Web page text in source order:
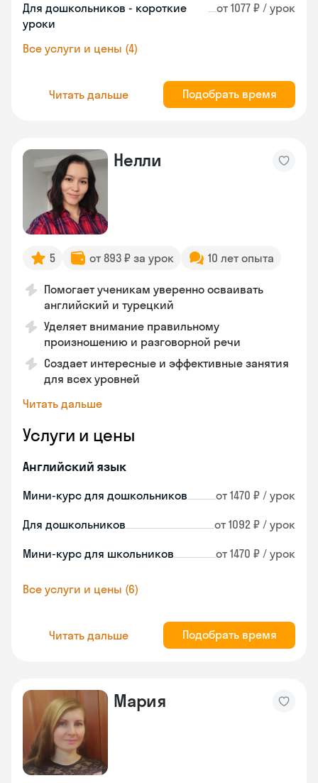
Для дошкольников - короткие
уроки
от 1077 ₽ / урок
Все услуги и цены (4)
Читать дальше Подобрать время
Нелли
5 от 893 ₽ за урок 10 лет опыта
Помогает ученикам уверенно осваивать
английский и турецкий
Уделяет внимание правильному
произношению и разговорной речи
Создает интересные и эффективные занятия
для всех уровней
Читать дальше
Услуги и цены
Английский язык
Мини-курс для дошкольников от 1470 ₽ / урок
Для дошкольников от 1092 ₽ / урок
Мини-курс для школьников от 1470 ₽ / урок
Все услуги и цены (6)
Читать дальше Подобрать время
Мария